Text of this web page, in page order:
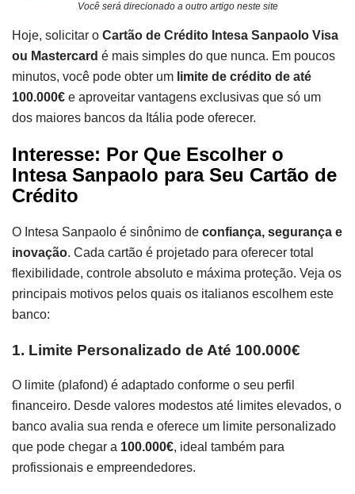
Você será direcionado a outro artigo neste site
Hoje, solicitar o Cartão de Crédito Intesa Sanpaolo Visa
ou Mastercard é mais simples do que nunca. Em poucos
minutos, você pode obter um limite de crédito de até
100.000€ e aproveitar vantagens exclusivas que só um
dos maiores bancos da Itália pode oferecer.
Interesse: Por Que Escolher o
Intesa Sanpaolo para Seu Cartão de
Crédito
O Intesa Sanpaolo é sinônimo de confiança, segurança e
inovação. Cada cartão é projetado para oferecer total
flexibilidade, controle absoluto e máxima proteção. Veja os
principais motivos pelos quais os italianos escolhem este
banco:
1. Limite Personalizado de Até 100.000€
O limite (plafond) é adaptado conforme o seu perfil
financeiro. Desde valores modestos até limites elevados, o
banco avalia sua renda e oferece um limite personalizado
que pode chegar a 100.000€, ideal também para
profissionais e empreendedores.